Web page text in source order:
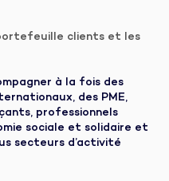
clients et les
à la fois des
des PME,
professionnels
sociale et solidaire et
secteurs d’activité